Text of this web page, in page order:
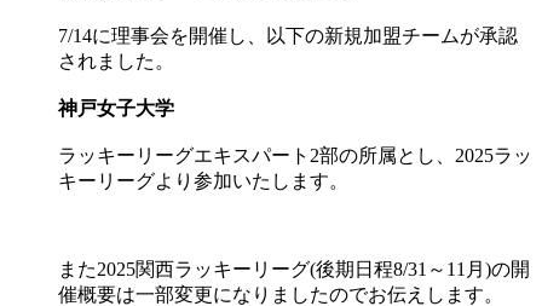
7/14に理事会を開催し、以下の新規加盟チームが承認
されました。
神戸女子大学
ラッキーリーグエキスパート2部の所属とし、2025ラッ
キーリーグより参加いたします。
また2025関西ラッキーリーグ(後期日程8/31～11月)の開
催概要は一部変更になりましたのでお伝えします。